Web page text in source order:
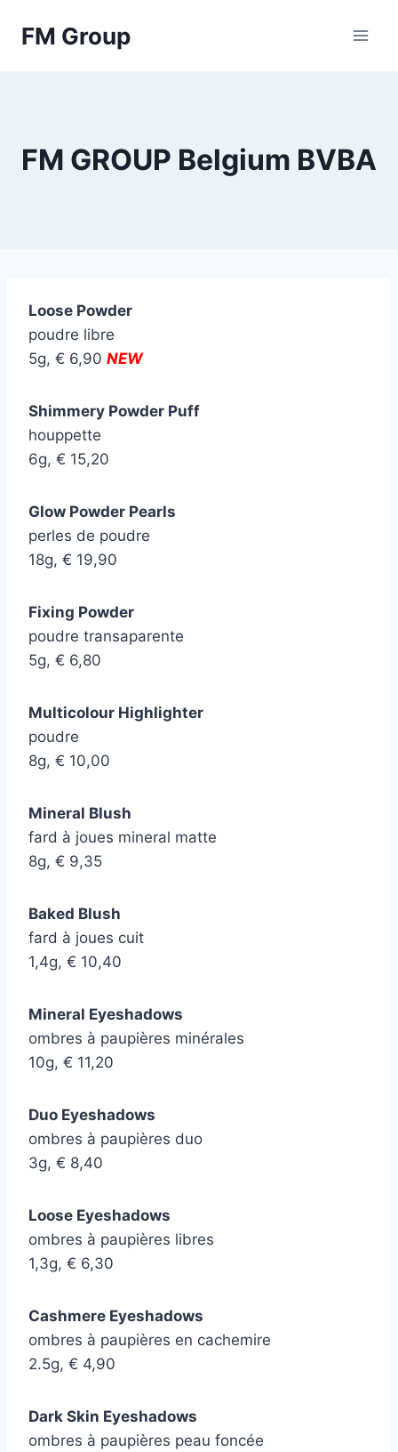
FM Group
FM GROUP Belgium BVBA
Loose Powder
poudre libre
5g, € 6,90 NEW
Shimmery Powder Puff
houppette
6g, € 15,20
Glow Powder Pearls
perles de poudre
18g, € 19,90
Fixing Powder
poudre transaparente
5g, € 6,80
Multicolour Highlighter
poudre
8g, € 10,00
Mineral Blush
fard à joues mineral matte
8g, € 9,35
Baked Blush
fard à joues cuit
1,4g, € 10,40
Mineral Eyeshadows
ombres à paupières minérales
10g, € 11,20
Duo Eyeshadows
ombres à paupières duo
3g, € 8,40
Loose Eyeshadows
ombres à paupières libres
1,3g, € 6,30
Cashmere Eyeshadows
ombres à paupières en cachemire
2.5g, € 4,90
Dark Skin Eyeshadows
ombres à paupières peau foncée